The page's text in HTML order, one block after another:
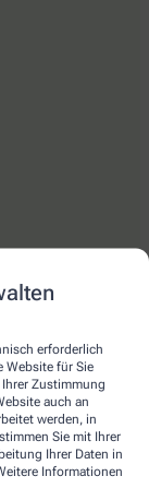
erforderlich
Website für Sie
Zustimmung
auch an
werden, in
Sie mit Ihrer
Ihrer Daten in
Informationen
Apotheke vor Ort.